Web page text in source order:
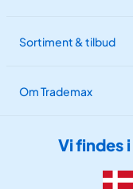
Sortiment & tilbud
Om Trademax
Vi findes